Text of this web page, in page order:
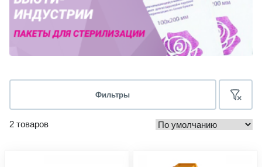
Фильтры
2 товаров